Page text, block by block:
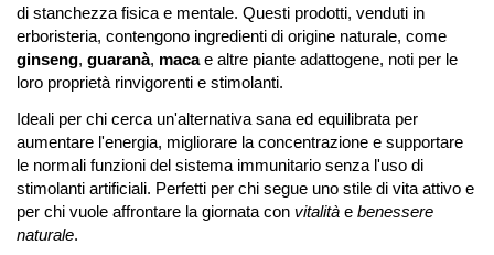
di stanchezza fisica e mentale. Questi prodotti, venduti in
erboristeria, contengono ingredienti di origine naturale, come
ginseng, guaranà, macae altre piante adattogene, noti per le
loro proprietà rinvigorenti e stimolanti.
Ideali per chi cerca un'alternativa sana ed equilibrata per
aumentare l'energia, migliorare la concentrazione e supportare
le normali funzioni del sistema immunitario senza l'uso di
stimolanti artificiali. Perfetti per chi segue uno stile di vita attivo e
per chi vuole affrontare la giornata con vitalità e benessere
naturale.